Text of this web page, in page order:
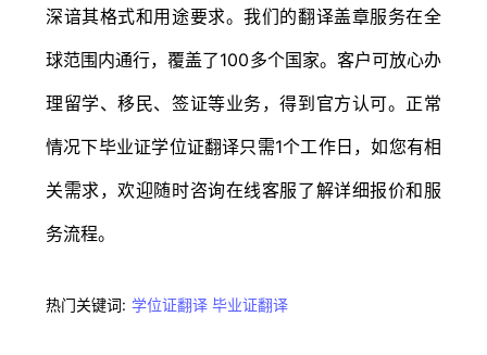
深谙其格式和用途要求。我们的翻译盖章服务在全
球范围内通行，覆盖了100多个国家。客户可放心办
理留学、移民、签证等业务，得到官方认可。正常
情况下毕业证学位证翻译只需1个工作日，如您有相
关需求，欢迎随时咨询在线客服了解详细报价和服
务流程。
热门关键词: 学位证翻译 毕业证翻译